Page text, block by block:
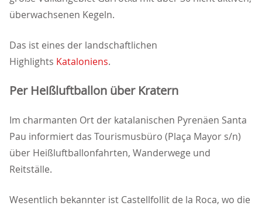
überwachsenen Kegeln.
Das ist eines der landschaftlichen
Highlights Kataloniens.
Per Heißluftballon über Kratern
Im charmanten Ort der katalanischen Pyrenäen Santa
Pau informiert das Tourismusbüro (Plaça Mayor s/n)
über Heißluftballonfahrten, Wanderwege und
Reitställe.
Wesentlich bekannter ist Castellfollit de la Roca, wo die